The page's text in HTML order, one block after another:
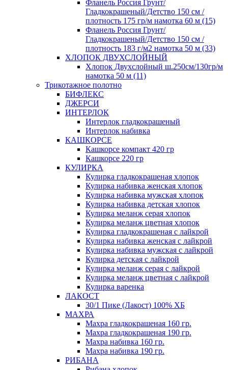
Фланель Россия Грунт/
Гладкокрашеный/Детство 150 см /
плотность 175 гр/м намотка 60 м (15)
Фланель Россия Грунт/
Гладкокрашеный/Детство 150 см /
плотность 183 г/м2 намотка 50 м (33)
ХЛОПОК ДВУХСЛОЙНЫЙ
Хлопок Двухслойный ш.250см/130гр/м
намотка 50 м (11)
Трикотажное полотно
БИФЛЕКС
ДЖЕРСИ
ИНТЕРЛОК
Интерлок гладкокрашеный
Интерлок набивка
КАШКОРСЕ
Кашкорсе компакт 420 гр
Кашкорсе 220 гр
КУЛИРКА
Кулирка гладкокрашеная хлопок
Кулирка набивка женская хлопок
Кулирка набивка мужская хлопок
Кулирка набивка детская хлопок
Кулирка меланж серая хлопок
Кулирка меланж цветная хлопок
Кулирка гладкокрашеная с лайкрой
Кулирка набивка женская с лайкрой
Кулирка набивка мужская с лайкрой
Кулирка детская с лайкрой
Кулирка меланж серая с лайкрой
Кулирка меланж цветная с лайкрой
Кулирка варенка
ЛАКОСТ
30/1 Пике (Лакост) 100% ХБ
МАХРА
Махра гладкокрашеная 160 гр.
Махра гладкокрашеная 190 гр.
Махра набивка 160 гр.
Махра набивка 190 гр.
РИБАНА